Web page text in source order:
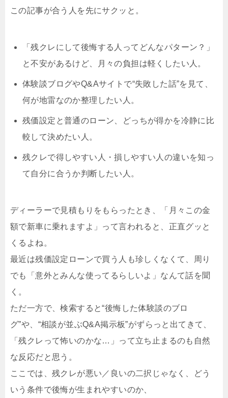
この記事が合う人 を先にサクッと。
「残クレにして後悔する人ってどんなパターン？」
と不安があるけど、
月々の負担は軽くしたい 人。
体験談ブログやQ&Aサイトで“失敗した話”を見て、
何が地雷なのか整理したい人。
残価設定と普通のローン、どっちが得かを冷静に比
較して決めたい 人。
残クレで得しやすい人・損しやすい人の違いを知っ
て自分に合うか判断したい人。
ディーラーで見積もりをもらったとき、「月々この金
額で新車に乗れますよ」って言われると、正直グッと
くるよね。
最近は残価設定ローンで買う人も珍しくなくて、周り
でも「意外とみんな使ってるらしいよ」なんて話を聞
く。
ただ一方で、検索すると“後悔した体験談のブロ
グ”や、“相談が並ぶQ&A掲示板”がずらっと出てきて、
「残クレって怖いのかな…」って立ち止まるのも自然
な反応だと思う。
ここでは、残クレが悪い／良いの二択じゃなく、どう
いう条件で後悔が生まれやすいのか、